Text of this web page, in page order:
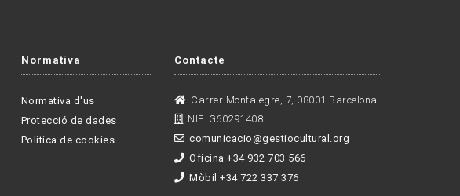
Normativa
Normativa d'us
Protecció de dades
Política de cookies
Contacte
Carrer Montalegre, 7, 08001 Barcelona
NIF. G60291408
comunicacio@gestiocultural.org
Oficina +34 932 703 566
Mòbil +34 722 337 376